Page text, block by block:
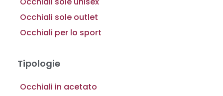
Occhiali sole outlet
Occhiali per lo sport
Tipologie
Occhiali in acetato